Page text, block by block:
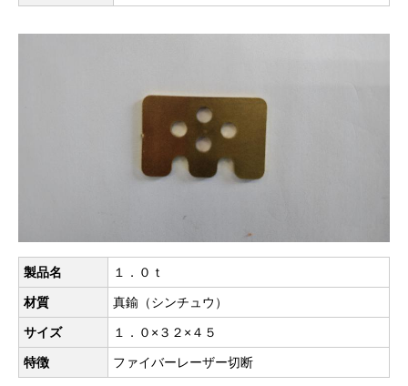
製品名 １．０ｔ
材質 真鍮（シンチュウ）
サイズ １．０×３２×４５
特徴 ファイバーレーザー切断